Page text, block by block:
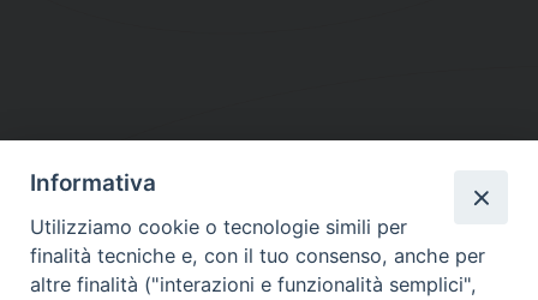
DIOCESI SUBURBICARIA DI ALBANO
Contatti:Tel.: 06.93268401 - Fax.: 06.9323844
E-mail:curia@diocesidialbano.it
Informativa
Utilizziamo cookie o tecnologie simili per
finalità tecniche e, con il tuo consenso, anche per
altre finalità ("interazioni e funzionalità semplici",